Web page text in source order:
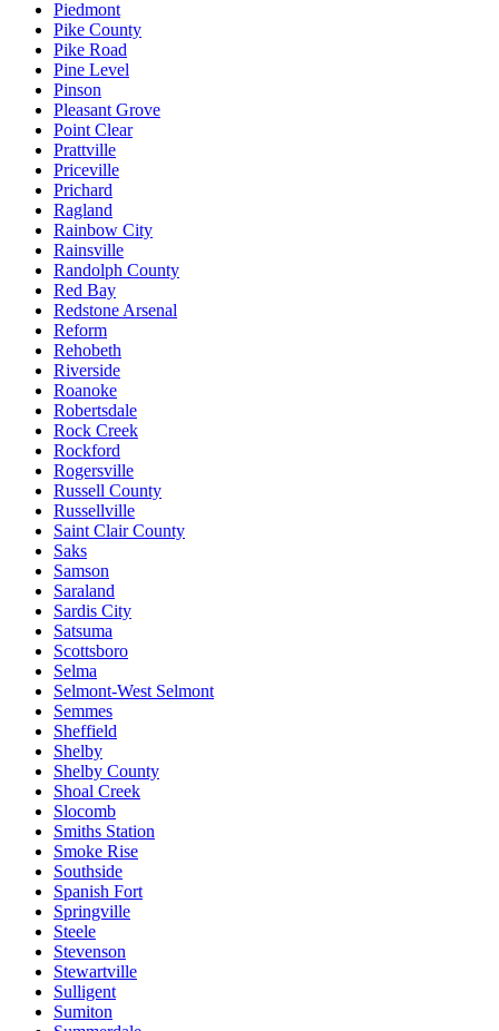
Piedmont
Pike County
Pike Road
Pine Level
Pinson
Pleasant Grove
Point Clear
Prattville
Priceville
Prichard
Ragland
Rainbow City
Rainsville
Randolph County
Red Bay
Redstone Arsenal
Reform
Rehobeth
Riverside
Roanoke
Robertsdale
Rock Creek
Rockford
Rogersville
Russell County
Russellville
Saint Clair County
Saks
Samson
Saraland
Sardis City
Satsuma
Scottsboro
Selma
Selmont-West Selmont
Semmes
Sheffield
Shelby
Shelby County
Shoal Creek
Slocomb
Smiths Station
Smoke Rise
Southside
Spanish Fort
Springville
Steele
Stevenson
Stewartville
Sulligent
Sumiton